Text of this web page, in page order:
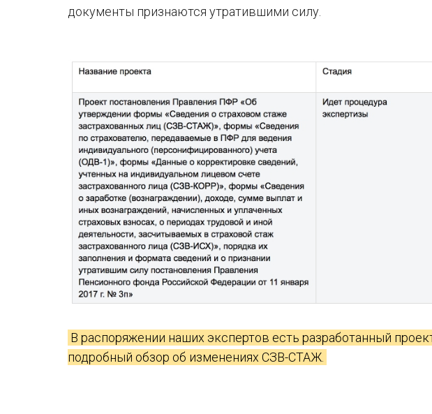
документы признаются утратившими силу.
В распоряжении наших экспертов есть разработанный
подробный обзор об изменениях СЗВ-СТАЖ.